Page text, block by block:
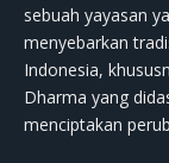
sebuah yayasan
menyebarkan
Indonesia,
Dharma yang
menciptakan